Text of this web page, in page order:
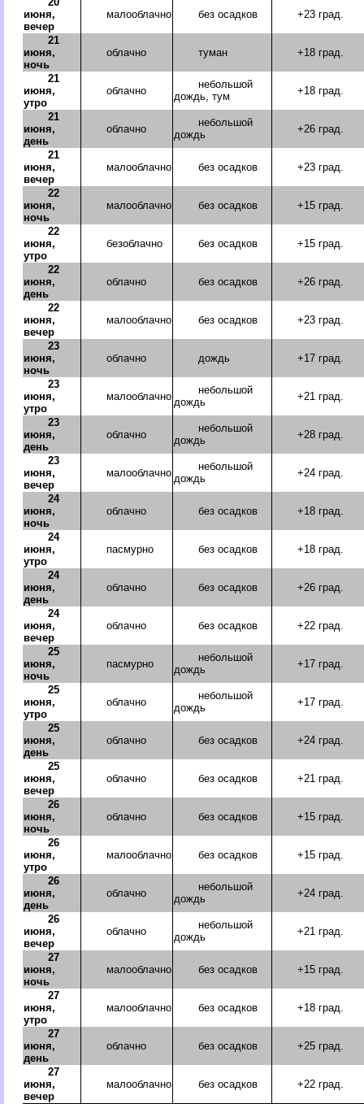
июня,
вечер
малооблачно без осадков +23 град.
21
июня,
ночь
облачно туман +18 град.
21
июня,
утро
облачно
небольшой
дождь, тум
+18 град.
21
июня,
день
облачно
небольшой
дождь
+26 град.
21
июня,
вечер
малооблачно без осадков +23 град.
22
июня,
ночь
малооблачно без осадков +15 град.
22
июня,
утро
безоблачно без осадков +15 град.
22
июня,
день
облачно без осадков +26 град.
22
июня,
вечер
малооблачно без осадков +23 град.
23
июня,
ночь
облачно дождь +17 град.
23
июня,
утро
малооблачно
небольшой
дождь
+21 град.
23
июня,
день
облачно
небольшой
дождь
+28 град.
23
июня,
вечер
малооблачно
небольшой
дождь
+24 град.
24
июня,
ночь
облачно без осадков +18 град.
24
июня,
утро
пасмурно без осадков +18 град.
24
июня,
день
облачно без осадков +26 град.
24
июня,
вечер
облачно без осадков +22 град.
25
июня,
ночь
пасмурно
небольшой
дождь
+17 град.
25
июня,
утро
облачно
небольшой
дождь
+17 град.
25
июня,
день
облачно без осадков +24 град.
25
июня,
вечер
облачно без осадков +21 град.
26
июня,
ночь
облачно без осадков +15 град.
26
июня,
утро
малооблачно без осадков +15 град.
26
июня,
день
облачно
небольшой
дождь
+24 град.
26
июня,
вечер
облачно
небольшой
дождь
+21 град.
27
июня,
ночь
малооблачно без осадков +15 град.
27
июня,
утро
малооблачно без осадков +18 град.
27
июня,
день
облачно без осадков +25 град.
27
июня,
вечер
малооблачно без осадков +22 град.